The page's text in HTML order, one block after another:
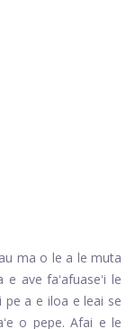
ma o le a le muta
ave faʻafuaseʻi le
pe a e iloa e leai se
o pepe. Afai e le